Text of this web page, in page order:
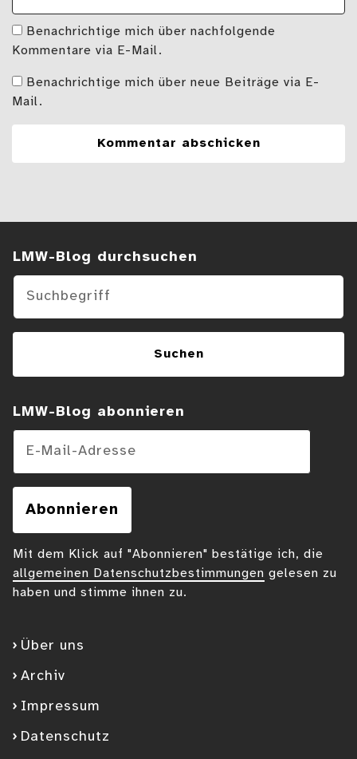
Benachrichtige mich über nachfolgende
Kommentare via E-Mail.
Benachrichtige mich über neue Beiträge via E-
Mail.
Über uns
Archiv
Impressum
Datenschutz
LMW-Blog abonnieren
Mit dem Klick auf "Abonnieren" bestätige ich, die
allgemeinen Datenschutzbestimmungen gelesen zu
haben und stimme ihnen zu.
E-Mail-Adresse
Abonnieren
Suchen im Blog
LMW-Blog durchsuchen
Suchen